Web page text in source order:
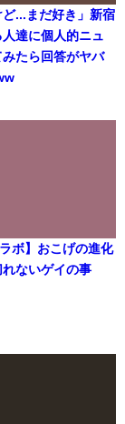
ど...まだ好き」新宿
達に個人的ニュ
たら回答がヤバ
ボ】おこげの進化
ないゲイの事